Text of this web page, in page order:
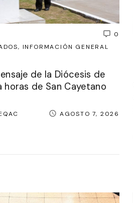
0
INFORMACIÓN GENERAL
de la Diócesis de
horas de San Cayetano
AGOSTO 7, 2026